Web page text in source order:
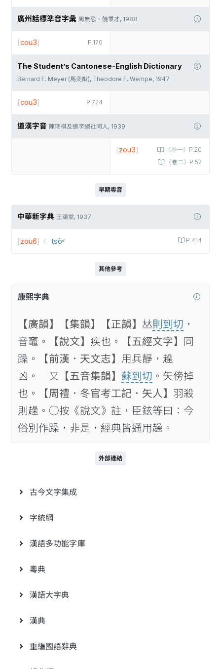
廣州話標準音字彙 周無忌、饒秉才, 1988
P.170
[cou3]
The Student’s Cantonese-English Dictionary
Bernard F. Meyer (馬奕猷), Theodore F. Wempe, 1947
P.724
[cou3]
道漢字音 陳瑞祺及道字總社同人, 1939
〈卷一〉P.20
〈卷二〉P.52
[zou3]
早期粵音
中華新字典 王頌棠, 1937
P.414
[zou6] tsò꜅
其他參考
康熙字典
【廣韻】 【集韻】 【正韻】 𠀤則到切 ，
音竈。
【說文】 疾也。 【五經文字】 同
躁。
【前漢．天文志】 用兵靜，趮
凶。 又
【五音集韻】 蘇到切 。矢傍掉
也。
【周禮．冬官考工記．矢人】 羽殺
則趮。○按《說文》註，臣鉉等曰：今
俗別作躁，非是，經典皆通用趮。
外部連結
古今文字集成
字統網
漢語多功能字庫
粵典
漢語大字典
漢典
重編國語辭典